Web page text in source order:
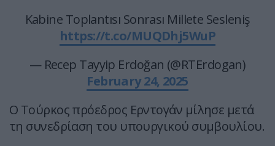
Kabine Toplantısı Sonrası Millete Sesleniş
https://t.co/MUQDhj5WuP
— Recep Tayyip Erdoğan (@RTErdogan)
February 24, 2025
Ο Τούρκος πρόεδρος Ερντογάν μίλησε μετά
τη συνεδρίαση του υπουργικού συμβουλίου.